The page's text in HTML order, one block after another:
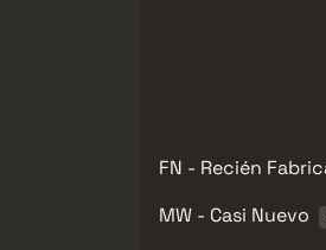
FN - Recién
MW - Casi Nuevo